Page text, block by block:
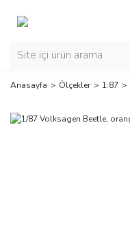
Anasayfa Ölçekler 1:87